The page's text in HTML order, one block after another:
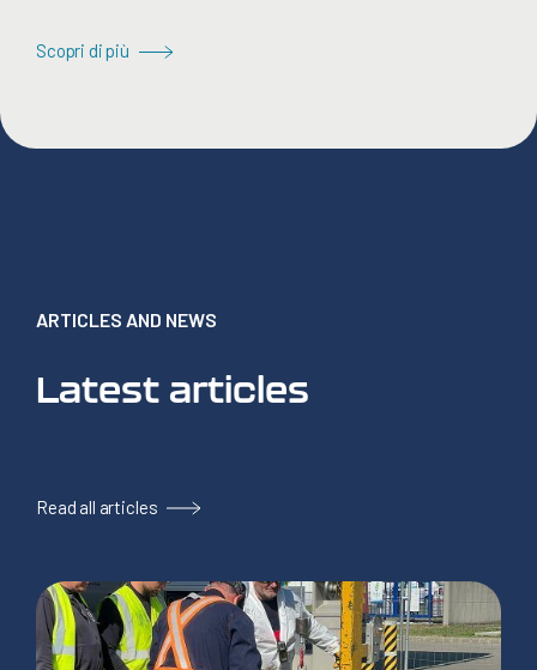
Scopri di più
ARTICLES AND NEWS
Latest articles
Read all articles